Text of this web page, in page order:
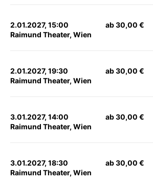
2.01.2027, 15:00
Raimund Theater, Wien
ab 30,00 €
2.01.2027, 19:30
Raimund Theater, Wien
ab 30,00 €
3.01.2027, 14:00
Raimund Theater, Wien
ab 30,00 €
3.01.2027, 18:30
Raimund Theater, Wien
ab 30,00 €